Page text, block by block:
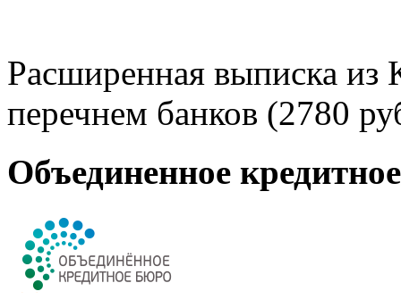
Расширенная выписка из
перечнем банков (2780
Объединенное